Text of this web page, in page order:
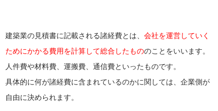
建築業の見積書に記載される諸経費とは、会社を運営していく
ためにかかる費用を計算して総合したもののことをいいます。
人件費や材料費、運搬費、通信費といったものです。
具体的に何が諸経費に含まれているのかに関しては、企業側が
自由に決められます。